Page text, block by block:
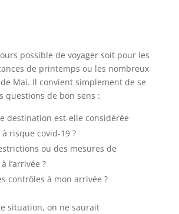
possible de voyager soit pour les
de printemps ou les nombreux
Mai. Il convient simplement de se
questions de bon sens :
destination est-elle considérée
risque covid-19 ?
ou des mesures de
l’arrivée ?
contrôles à mon arrivée ?
situation, on ne saurait